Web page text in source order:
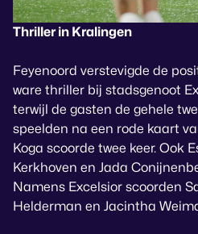
Thriller in Kralingen
Feyenoord verstevigde de
ware thriller bij stadsgenoot
terwijl de gasten de gehele
speelden na een rode kaart
Koga scoorde twee keer. Ook
Kerkhoven en Jada
Namens Excelsior scoorden
Helderman en Jacintha